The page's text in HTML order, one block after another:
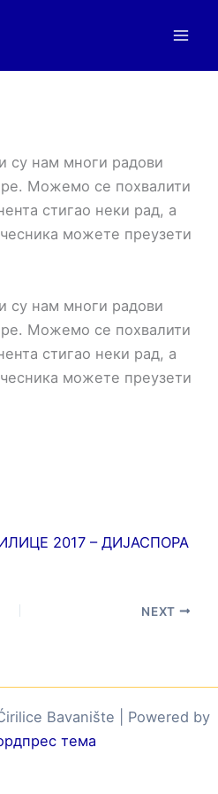
су нам многи радови
Можемо се похвалити
стигао неки рад, а
можете преузети
су нам многи радови
Можемо се похвалити
стигао неки рад, а
можете преузети
2017 – ДИЈАСПОРА
NEXT
Bavanište | Powered by
тема